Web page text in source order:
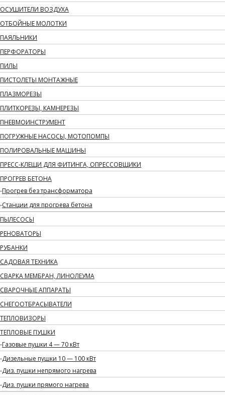
ОСУШИТЕЛИ ВОЗДУХА
ОТБОЙНЫЕ МОЛОТКИ
ПАЯЛЬНИКИ
ПЕРФОРАТОРЫ
ПИЛЫ
ПИСТОЛЕТЫ МОНТАЖНЫЕ
ПЛАЗМОРЕЗЫ
ПЛИТКОРЕЗЫ, КАМНЕРЕЗЫ
ПНЕВМОИНСТРУМЕНТ
ПОГРУЖНЫЕ НАСОСЫ, МОТОПОМПЫ
ПОЛИРОВАЛЬНЫЕ МАШИНЫ
ПРЕСС-КЛЕЩИ ДЛЯ ФИТИНГА, ОПРЕССОВЩИКИ
ПРОГРЕВ БЕТОНА
Прогрев без трансформатора
Станции для прогрева бетона
ПЫЛЕСОСЫ
РЕНОВАТОРЫ
РУБАНКИ
САДОВАЯ ТЕХНИКА
СВАРКА МЕМБРАН, ЛИНОЛЕУМА
СВАРОЧНЫЕ АППАРАТЫ
СНЕГООТБРАСЫВАТЕЛИ
ТЕПЛОВИЗОРЫ
ТЕПЛОВЫЕ ПУШКИ
Газовые пушки 4 — 70 кВт
Дизельные пушки 10 — 100 кВт
Диз. пушки непрямого нагрева
Диз. пушки прямого нагрева